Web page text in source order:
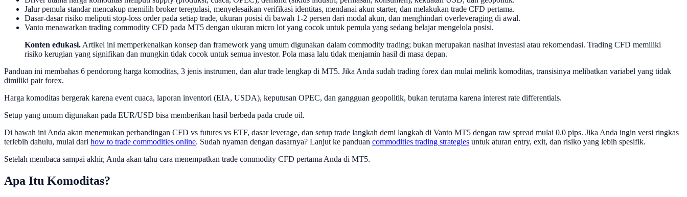
Jalur pemula standar mencakup memilih broker teregulasi, menyelesaikan verifikasi identitas, mendanai akun starter, dan melakukan trade CFD pertama.
Dasar-dasar risiko meliputi stop-loss order pada setiap trade, ukuran posisi di bawah 1-2 persen dari modal akun, dan menghindari overleveraging di awal.
Vanto menawarkan trading commodity CFD pada MT5 dengan ukuran micro lot yang cocok untuk pemula yang sedang belajar mengelola posisi.
Konten edukasi. Artikel ini memperkenalkan konsep dan framework yang umum digunakan dalam commodity trading; bukan merupakan nasihat investasi atau rekomendasi. Trading CFD memiliki
risiko kerugian yang signifikan dan mungkin tidak cocok untuk semua investor. Pola masa lalu tidak menjamin hasil di masa depan.
Panduan ini membahas 6 pendorong harga komoditas, 3 jenis instrumen, dan alur trade lengkap di MT5. Jika Anda sudah trading forex dan mulai melirik komoditas, transisinya melibatkan variabel yang tidak
dimiliki pair forex.
Harga komoditas bergerak karena event cuaca, laporan inventori (EIA, USDA), keputusan OPEC, dan gangguan geopolitik, bukan terutama karena interest rate differentials.
Setup yang umum digunakan pada EUR/USD bisa memberikan hasil berbeda pada crude oil.
Di bawah ini Anda akan menemukan perbandingan CFD vs futures vs ETF, dasar leverage, dan setup trade langkah demi langkah di Vanto MT5 dengan raw spread mulai 0.0 pips. Jika Anda ingin versi ringkas
terlebih dahulu, mulai dari how to trade commodities online. Sudah nyaman dengan dasarnya? Lanjut ke panduan commodities trading strategies untuk aturan entry, exit, dan risiko yang lebih spesifik.
Setelah membaca sampai akhir, Anda akan tahu cara menempatkan trade commodity CFD pertama Anda di MT5.
Apa Itu Komoditas?